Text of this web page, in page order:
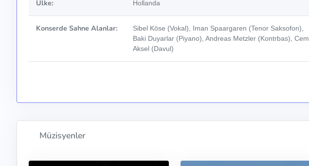
Ülke: Hollanda
Konserde Sahne Alanlar:
Sibel Köse (Vokal), Iman Spaargaren (Tenor Saksofon),
Baki Duyarlar (Piyano), Andreas Metzler (Kontrbas), Cem
Aksel (Davul)
Müzisyenler